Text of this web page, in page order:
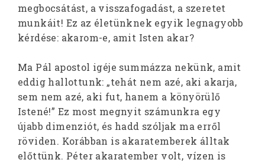
megbocsátást, a visszafogadást, a szeretet
munkáit! Ez az életünknek egyik legnagyobb
kérdése: akarom-e, amit Isten akar?
Ma Pál apostol igéje summázza nekünk, amit
eddig hallottunk: „tehát nem azé, aki akarja,
sem nem azé, aki fut, hanem a könyörülő
Istené!” Ez most megnyit számunkra egy
újabb dimenziót, és hadd szóljak ma erről
röviden. Korábban is akaratemberek álltak
előttünk. Péter akaratember volt, vízen is